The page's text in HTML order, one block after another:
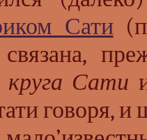
Сати
связана,
круга Сати
говоря,